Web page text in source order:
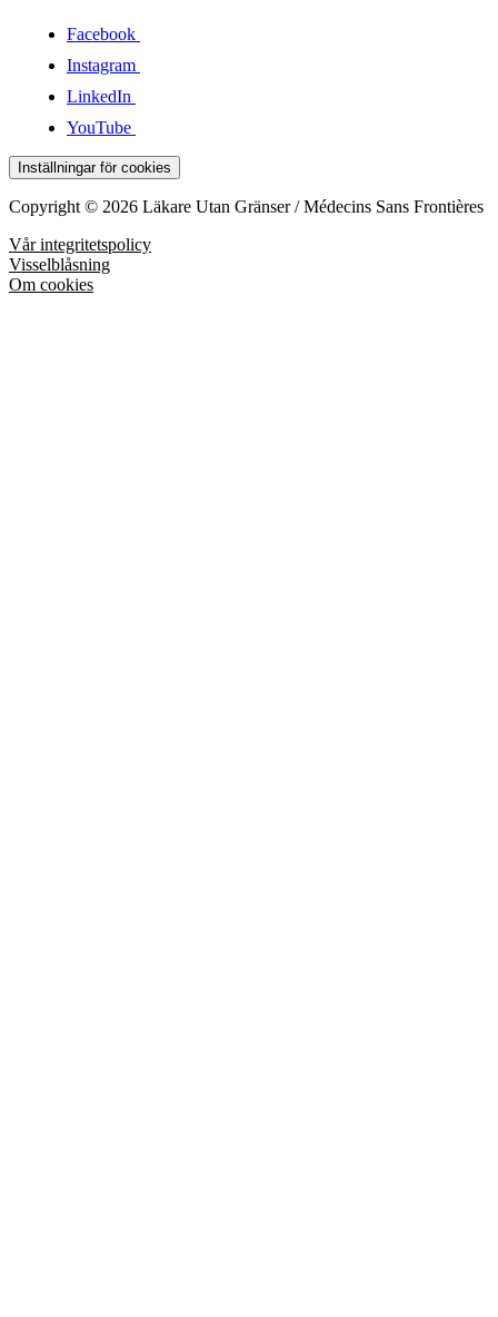
Facebook
Instagram
LinkedIn
YouTube
Inställningar för cookies
Copyright © 2026 Läkare Utan Gränser / Médecins Sans Frontières
Vår integritetspolicy
Visselblåsning
Om cookies